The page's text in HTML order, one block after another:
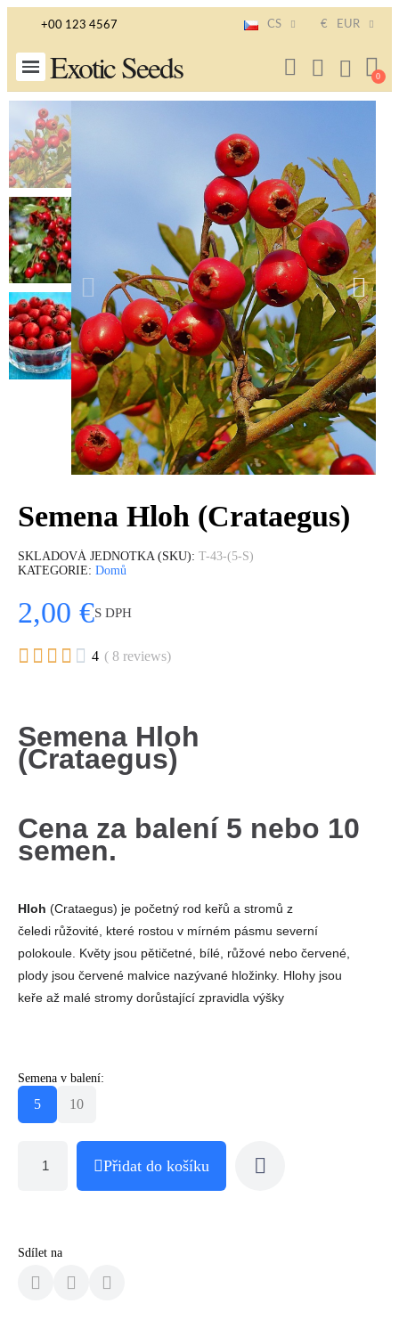
+00 123 4567 CS € EUR
Exotic Seeds
Semena Hloh (Crataegus)
SKLADOVÁ JEDNOTKA (SKU) T-43-(5-S)
KATEGORIE Domů
2,00 €S DPH
     4 ( 8 reviews)
Semena Hloh
(Crataegus)
Cena za balení 5 nebo 10
semen.
Hloh (Crataegus) je početný rod keřů a stromů z
čeledi růžovité, které rostou v mírném pásmu severní
polokoule. Květy jsou pětičetné, bílé, růžové nebo červené,
plody jsou červené malvice nazývané hložinky. Hlohy jsou
keře až malé stromy dorůstající zpravidla výšky
Semena v balení:
5 10
Přidat do košíku
Sdílet na